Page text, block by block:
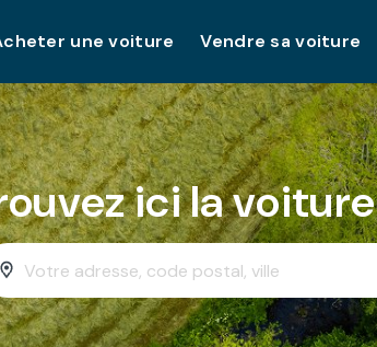
une voiture Vendre sa voiture
ici la